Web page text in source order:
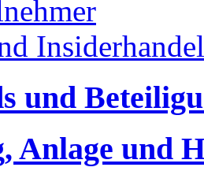
Insiderhandel
und
Anlage und